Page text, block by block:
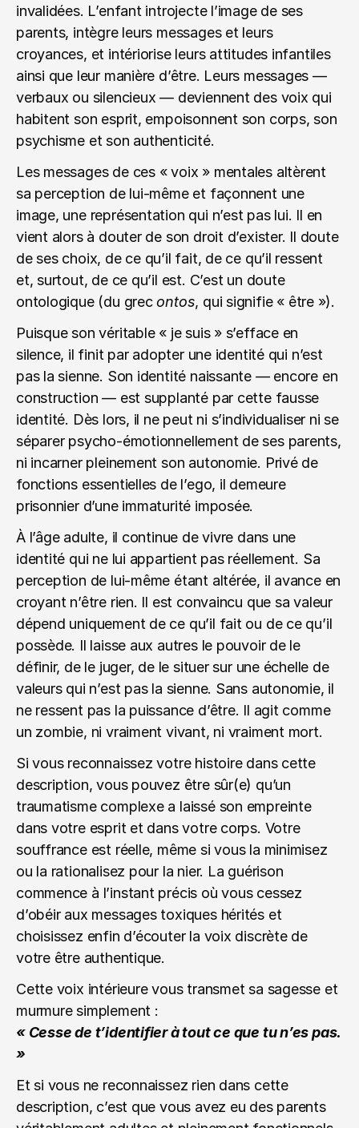
invalidées. L’enfant introjecte l’image de ses
parents, intègre leurs messages et leurs
croyances, et intériorise leurs attitudes infantiles
ainsi que leur manière d’être. Leurs messages —
verbaux ou silencieux — deviennent des voix qui
habitent son esprit, empoisonnent son corps, son
psychisme et son authenticité.
Les messages de ces « voix » mentales altèrent
sa perception de lui-même et façonnent une
image, une représentation qui n’est pas lui. Il en
vient alors à douter de son droit d’exister. Il doute
de ses choix, de ce qu’il fait, de ce qu’il ressent
et, surtout, de ce qu’il est. C’est un doute
ontologique (du grec ontos, qui signifie « être »).
Puisque son véritable « je suis » s’efface en
silence, il finit par adopter une identité qui n’est
pas la sienne. Son identité naissante — encore en
construction — est supplanté par cette fausse
identité. Dès lors, il ne peut ni s’individualiser ni se
séparer psycho-émotionnellement de ses parents,
ni incarner pleinement son autonomie. Privé de
fonctions essentielles de l’ego, il demeure
prisonnier d’une immaturité imposée.
À l’âge adulte, il continue de vivre dans une
identité qui ne lui appartient pas réellement. Sa
perception de lui-même étant altérée, il avance en
croyant n’être rien. Il est convaincu que sa valeur
dépend uniquement de ce qu’il fait ou de ce qu’il
possède. Il laisse aux autres le pouvoir de le
définir, de le juger, de le situer sur une échelle de
valeurs qui n’est pas la sienne. Sans autonomie, il
ne ressent pas la puissance d’être. Il agit comme
un zombie, ni vraiment vivant, ni vraiment mort.
Si vous reconnaissez votre histoire dans cette
description, vous pouvez être sûr(e) qu’un
traumatisme complexe a laissé son empreinte
dans votre esprit et dans votre corps. Votre
souffrance est réelle, même si vous la minimisez
ou la rationalisez pour la nier. La guérison
commence à l’instant précis où vous cessez
d’obéir aux messages toxiques hérités et
choisissez enfin d’écouter la voix discrète de
votre être authentique.
Cette voix intérieure vous transmet sa sagesse et
murmure simplement :
« Cesse de t’identifier à tout ce que tu n’es pas.
»
Et si vous ne reconnaissez rien dans cette
description, c’est que vous avez eu des parents